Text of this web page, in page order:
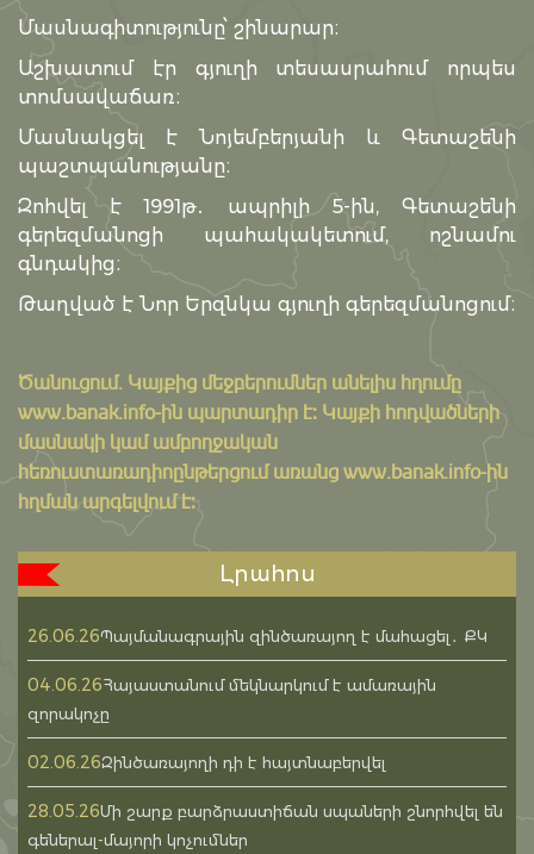
Մասնագիտությունը՝ շինարար։
Աշխատում էր գյուղի տեսասրահում որպես
տոմսավաճառ։
Մասնակցել է Նոյեմբերյանի և Գետաշենի
պաշտպանությանը։
Զոհվել է 1991թ․ ապրիլի 5-ին, Գետաշենի
գերեզմանոցի պահակակետում, ոշնամու
գնդակից։
Թաղված է Նոր Երզնկա գյուղի գերեզմանոցում։
Ծանուցում․ Կայքից մեջբերումներ անելիս հղումը
www.banak.info-ին պարտադիր է: Կայքի հոդվածների
մասնակի կամ ամբողջական
հեռուստառադիոընթերցում առանց www.banak.info-ին
հղման արգելվում է:
Լրահոս
26.06.26Պայմանագրային զինծառայող է մահացել․ ՔԿ
04.06.26Հայաստանում մեկնարկում է ամառային
զորակոչը
02.06.26Զինծառայողի դի է հայտնաբերվել
28.05.26Մի շարք բարձրաստիճան սպաների շնորհվել են
գեներալ-մայորի կոչումներ